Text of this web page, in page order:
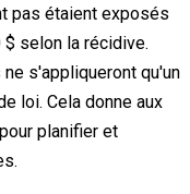
pas étaient exposés
selon la récidive.
s'appliqueront qu'un
loi. Cela donne aux
planifier et